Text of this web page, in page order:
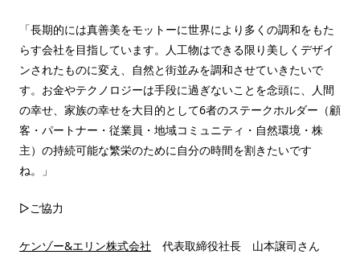
「長期的には真善美をモットーに世界により多くの調和をもた
らす会社を目指しています。人工物はできる限り美しくデザイ
ンされたものに変え、自然と街並みを調和させていきたいで
す。お金やテクノロジーは手段に過ぎないことを念頭に、人間
の幸せ、家族の幸せを大目的として6者のステークホルダー（顧
客・パートナー・従業員・地域コミュニティ・自然環境・株
主）の持続可能な繁栄のために自分の時間を割きたいです
ね。」
▷ご協力
ケンゾー&エリン株式会社 代表取締役社長 山本譲司さん